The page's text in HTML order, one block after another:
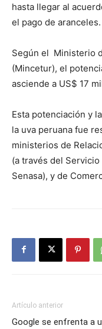
hasta llegar al
el pago de aranceles.
Según el Ministerio
(Mincetur), el
asciende a US$ 17
Esta potenciación y
la uva peruana fue
ministerios de
(a través del
Senasa), y de
Artículo anterior
Google se enfrenta a